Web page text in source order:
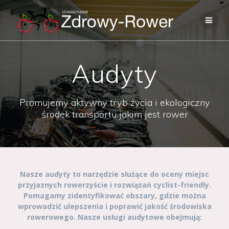
Skip
content
Audyty
Promujemy aktywny tryb życia i ekologiczny
środek transportu jakim jest rower
Nasze audyty to narzędzie służące do oceny miejsc
przyjaznych rowerzyście i rozwiązań cyclist-friendly.
Pomagamy zidentyfikować obszary, gdzie można
wprowadzić ulepszenia i poprawić jakość środowiska
rowerowego. Nasze usługi audytowe obejmują: